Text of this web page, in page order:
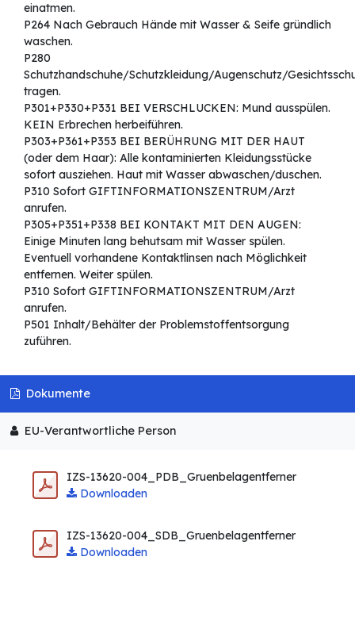
einatmen.
P264 Nach Gebrauch Hände mit Wasser & Seife gründlich
waschen.
P280
Schutzhandschuhe/Schutzkleidung/Augenschutz/
tragen.
P301+P330+P331 BEI VERSCHLUCKEN: Mund ausspülen.
KEIN Erbrechen herbeiführen.
P303+P361+P353 BEI BERÜHRUNG MIT DER HAUT
(oder dem Haar): Alle kontaminierten Kleidungsstücke
sofort ausziehen. Haut mit Wasser abwaschen/duschen.
P310 Sofort GIFTINFORMATIONSZENTRUM/Arzt
anrufen.
P305+P351+P338 BEI KONTAKT MIT DEN AUGEN:
Einige Minuten lang behutsam mit Wasser spülen.
Eventuell vorhandene Kontaktlinsen nach Möglichkeit
entfernen. Weiter spülen.
P310 Sofort GIFTINFORMATIONSZENTRUM/Arzt
anrufen.
P501 Inhalt/Behälter der Problemstoffentsorgung
zuführen.
Dokumente
EU-Verantwortliche Person
IZS-13620-004_PDB_Gruenbelagentferner
Downloaden
IZS-13620-004_SDB_Gruenbelagentferner
Downloaden